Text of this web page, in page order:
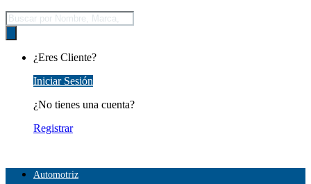
Búsqueda
de
productos
¿Eres Cliente?
Iniciar Sesión
¿No tienes una cuenta?
Registrar
Automotriz